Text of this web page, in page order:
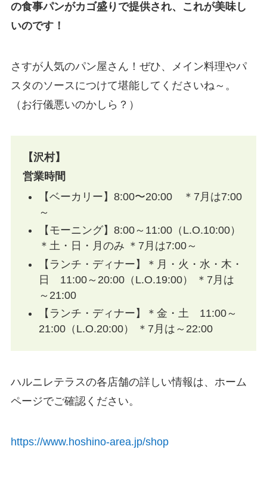
の食事パンがカゴ盛りで提供され、これが美味し
いのです！
さすが人気のパン屋さん！ぜひ、メイン料理やパ
スタのソースにつけて堪能してくださいね～。
（お行儀悪いのかしら？）
【沢村】
営業時間
【ベーカリー】8:00〜20:00 ＊7月は7:00
～
【モーニング】8:00～11:00（L.O.10:00）
＊土・日・月のみ ＊7月は7:00～
【ランチ・ディナー】＊月・火・水・木・
日 11:00～20:00（L.O.19:00） ＊7月は
～21:00
【ランチ・ディナー】＊金・土 11:00～
21:00（L.O.20:00） ＊7月は～22:00
ハルニレテラスの各店舗の詳しい情報は、ホーム
ページでご確認ください。
https://www.hoshino-area.jp/shop